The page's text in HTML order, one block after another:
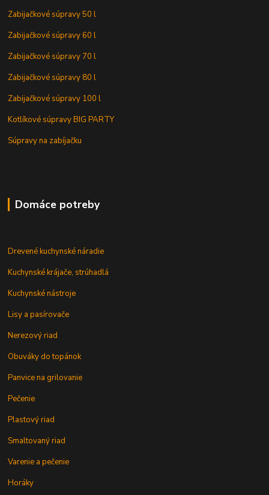
Zabijačkové súpravy 50 l
Zabijačkové súpravy 60 l
Zabijačkové súpravy 70 l
Zabijačkové súpravy 80 l
Zabijačkové súpravy 100 l
Kotlíkové súpravy BIG PARTY
Súpravy na zabíjačku
Domáce potreby
Drevené kuchynské náradie
Kuchynské krájače, strúhadlá
Kuchynské nástroje
Lisy a pasírovače
Nerezový riad
Obuváky do topánok
Panvice na grilovanie
Pečenie
Plastový riad
Smaltovaný riad
Varenie a pečenie
Horáky